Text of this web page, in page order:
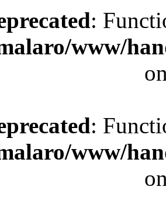
:
www/
:
www/